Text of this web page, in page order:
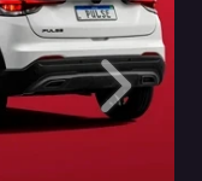
Próximo